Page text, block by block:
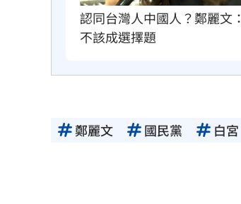
認同台灣人中國人？鄭麗文：
不該成選擇題
鄭麗文 國民黨 白宮